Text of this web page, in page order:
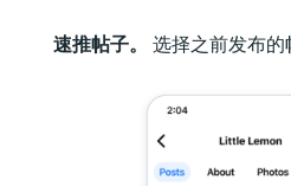
速推帖子。 选择之前发布的